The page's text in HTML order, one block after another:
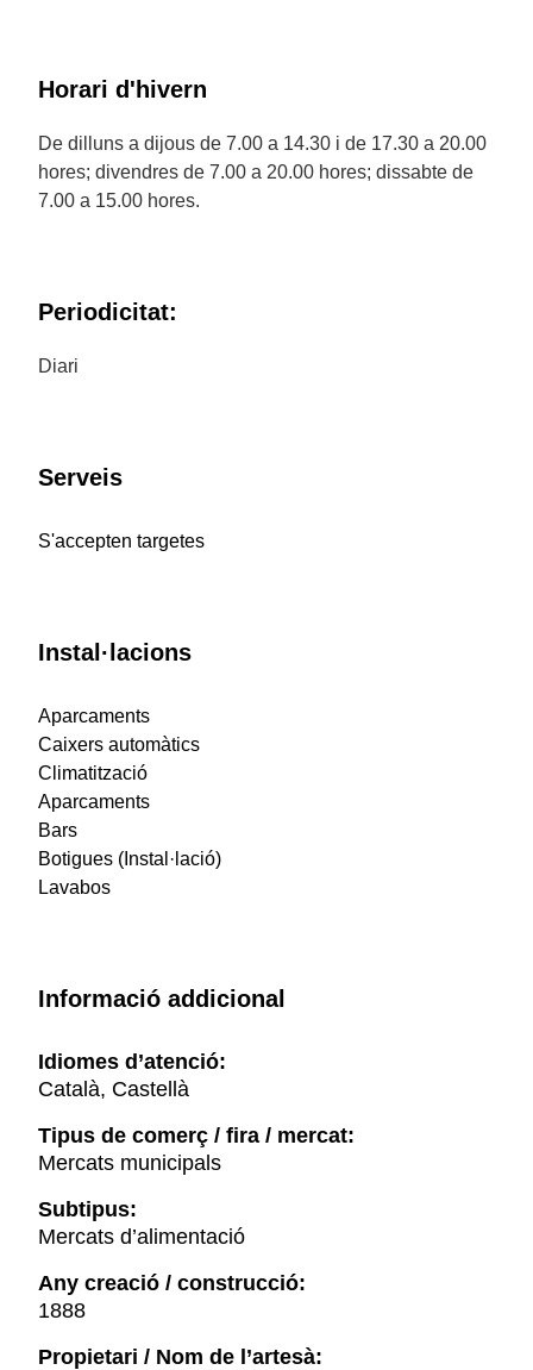
Horari d'hivern
De dilluns a dijous de 7.00 a 14.30 i de 17.30 a 20.00
hores; divendres de 7.00 a 20.00 hores; dissabte de
7.00 a 15.00 hores.
Periodicitat:
Diari
Serveis
S'accepten targetes
Instal·lacions
Aparcaments
Caixers automàtics
Climatització
Aparcaments
Bars
Botigues (Instal·lació)
Lavabos
Informació addicional
Idiomes d’atenció:
Català, Castellà
Tipus de comerç / fira / mercat:
Mercats municipals
Subtipus:
Mercats d’alimentació
Any creació / construcció:
1888
Propietari / Nom de l’artesà: